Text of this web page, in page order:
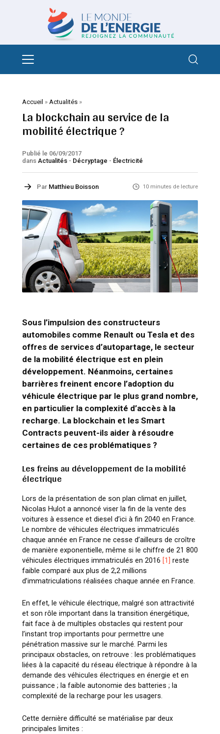
Accueil » Actualités»
La blockchain au service de la
mobilité électrique ?
Publié le 06/09/2017
dans Actualités- Décryptage - Électricité
Par Matthieu Boisson 10 minutes de lecture
Sous l’impulsion des constructeurs
automobiles comme Renault ou Tesla et des
offres de services d’autopartage, le secteur
de la mobilité électrique est en plein
développement. Néanmoins, certaines
barrières freinent encore l’adoption du
véhicule électrique par le plus grand nombre,
en particulier la complexité d’accès à la
recharge. La blockchain et les Smart
Contracts peuvent-ils aider à résoudre
certaines de ces problématiques ?
Les freins au développement de la mobilité
électrique
Lors de la présentation de son plan climat en juillet,
Nicolas Hulot a annoncé viser la fin de la vente des
voitures à essence et diesel d’ici à fin 2040 en France.
Le nombre de véhicules électriques immatriculés
chaque année en France ne cesse d’ailleurs de croître
de manière exponentielle, même si le chiffre de 21 800
véhicules électriques immatriculés en 2016 [1] reste
faible comparé aux plus de 2,2 millions
d’immatriculations réalisées chaque année en France.
En effet, le véhicule électrique, malgré son attractivité
et son rôle important dans la transition énergétique,
fait face à de multiples obstacles qui restent pour
l’instant trop importants pour permettre une
pénétration massive sur le marché. Parmi les
principaux obstacles, on retrouve : les problématiques
liées à la capacité du réseau électrique à répondre à la
demande des véhicules électriques en énergie et en
puissance ; la faible autonomie des batteries ; la
complexité de la recharge pour les usagers.
Cette dernière difficulté se matérialise par deux
principales limites :